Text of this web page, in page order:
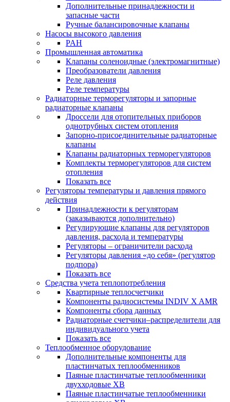
Дополнительные принадлежности и
запасные части
Ручные балансировочные клапаны
Насосы высокого давления
PAH
Промышленная автоматика
Клапаны соленоидные (электромагнитные)
Преобразователи давления
Реле давления
Реле температуры
Радиаторные терморегуляторы и запорные
радиаторные клапаны
Дроссели для отопительных приборов
однотрубных систем отопления
Запорно-присоединительные радиаторные
клапаны
Клапаны радиаторных терморегуляторов
Комплекты терморегуляторов для систем
отопления
Показать все
Регуляторы температуры и давления прямого
действия
Принадлежности к регуляторам
(заказываются дополнительно)
Регулирующие клапаны для регуляторов
давления, расхода и температуры
Регуляторы – ограничители расхода
Регуляторы давления «до себя» (регулятор
подпора)
Показать все
Средства учета теплопотребления
Квартирные теплосчетчики
Компоненты радиосистемы INDIV X AMR
Компоненты сбора данных
Радиаторные счетчики–распределители для
индивидуального учета
Показать все
Теплообменное оборудование
Дополнительные компоненты для
пластинчатых теплообменников
Паяные пластинчатые теплообменники
двухходовые XB
Паяные пластинчатые теплообменники